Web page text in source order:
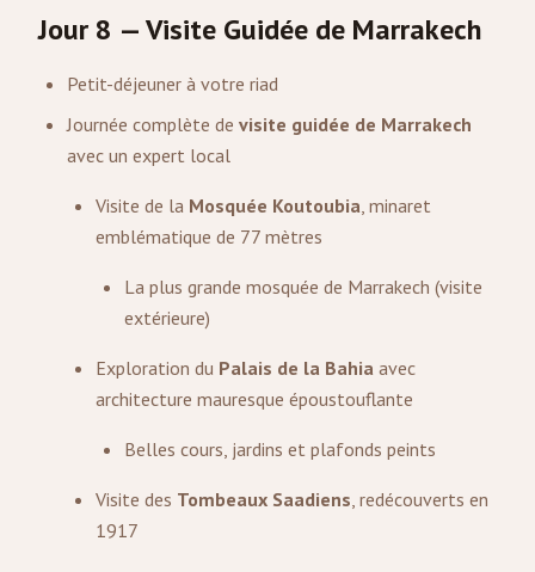
Jour 8 — Visite Guidée de Marrakech
Petit-déjeuner à votre riad
Journée complète de visite guidée de Marrakech
avec un expert local
Visite de la Mosquée Koutoubia, minaret
emblématique de 77 mètres
La plus grande mosquée de Marrakech (visite
extérieure)
Exploration du Palais de la Bahia avec
architecture mauresque époustouflante
Belles cours, jardins et plafonds peints
Visite des Tombeaux Saadiens, redécouverts en
1917